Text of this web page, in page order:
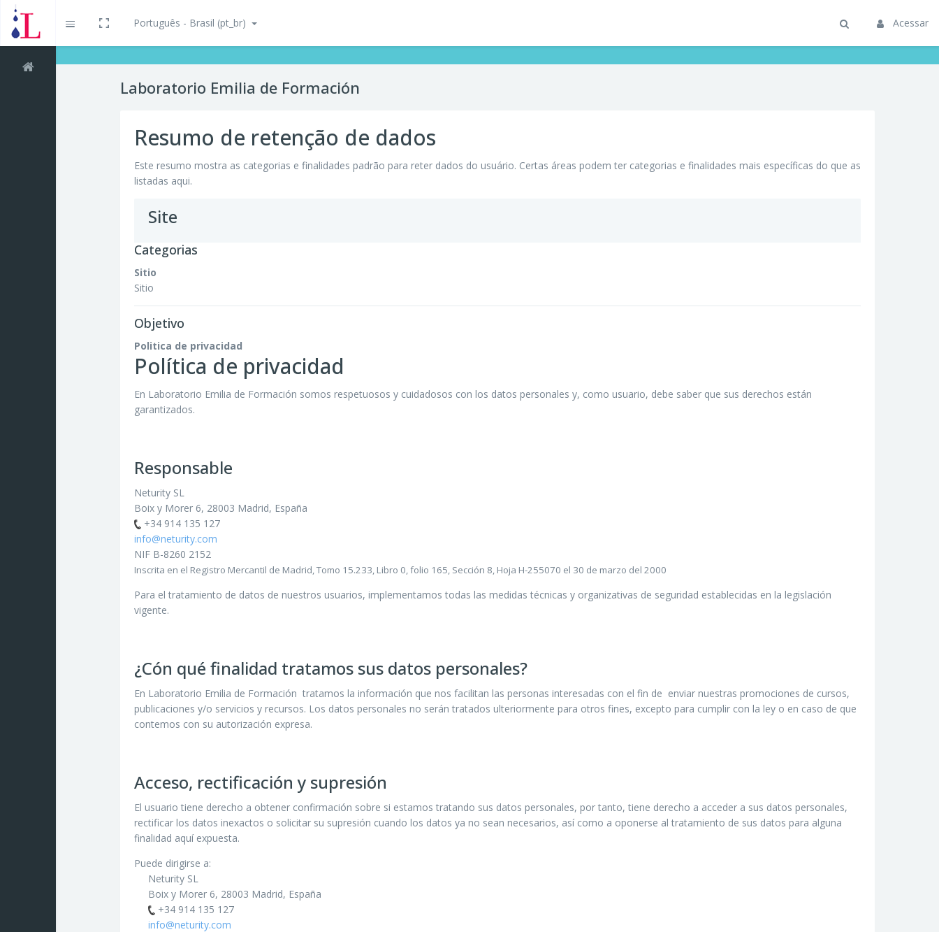
Expandir Toggle fullscreen
Português - Brasil ‎(pt_br)‎ Acessar
Laboratorio Emilia de Formación
Resumo de retenção de dados
Este resumo mostra as categorias e finalidades padrão para reter dados do usuário. Certas áreas podem ter categorias e finalidades mais específicas do que as
listadas aqui.
Site
Categorias
Sitio
Sitio
Objetivo
Politica de privacidad
Política de privacidad
En Laboratorio Emilia de Formación somos respetuosos y cuidadosos con los datos personales y, como usuario, debe saber que sus derechos están
garantizados.
Responsable
Neturity SL
Boix y Morer 6, 28003 Madrid, España
+34 914 135 127
info@neturity.com
NIF B-8260 2152
Inscrita en el Registro Mercantil de Madrid, Tomo 15.233, Libro 0, folio 165, Sección 8, Hoja H-255070 el 30 de marzo del 2000
Para el tratamiento de datos de nuestros usuarios, implementamos todas las medidas técnicas y organizativas de seguridad establecidas en la legislación
vigente.
¿Cón qué finalidad tratamos sus datos personales?
En Laboratorio Emilia de Formación tratamos la información que nos facilitan las personas interesadas con el fin de enviar nuestras promociones de cursos,
publicaciones y/o servicios y recursos. Los datos personales no serán tratados ulteriormente para otros fines, excepto para cumplir con la ley o en caso de que
contemos con su autorización expresa.
Acceso, rectificación y supresión
El usuario tiene derecho a obtener confirmación sobre si estamos tratando sus datos personales, por tanto, tiene derecho a acceder a sus datos personales,
rectificar los datos inexactos o solicitar su supresión cuando los datos ya no sean necesarios, así como a oponerse al tratamiento de sus datos para alguna
finalidad aquí expuesta.
Puede dirigirse a:
Neturity SL
Boix y Morer 6, 28003 Madrid, España
+34 914 135 127
info@neturity.com